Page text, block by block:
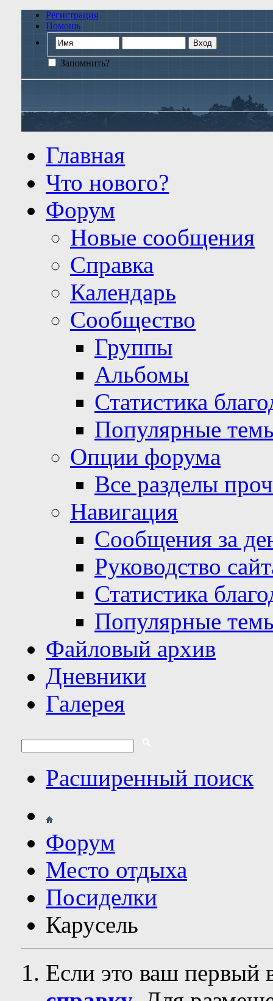
Регистрация
Помощь
Запомнить?
Главная
Что нового?
Форум
Новые сообщения
Справка
Календарь
Сообщество
Группы
Альбомы
Статистика
Популярные
Опции форума
Все разделы
Навигация
Сообщения за
Руководство
Статистика
Популярные
Файловый архив
Дневники
Галерея
Расширенный поиск
Форум
Место отдыха
Посиделки
Карусель
Если это ваш первый